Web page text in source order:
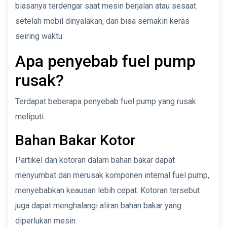
biasanya terdengar saat mesin berjalan atau sesaat
setelah mobil dinyalakan, dan bisa semakin keras
seiring waktu.
Apa penyebab fuel pump
rusak?
Terdapat beberapa penyebab fuel pump yang rusak
meliputi:
Bahan Bakar Kotor
Partikel dan kotoran dalam bahan bakar dapat
menyumbat dan merusak komponen internal fuel pump,
menyebabkan keausan lebih cepat. Kotoran tersebut
juga dapat menghalangi aliran bahan bakar yang
diperlukan mesin.